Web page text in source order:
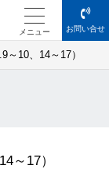
メニュー お問い合せ
～10、14～17）
～17）